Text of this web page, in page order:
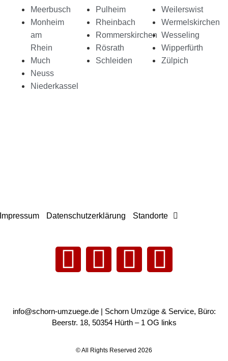
Meerbusch
Monheim
am
Rhein
Much
Neuss
Niederkassel
Pulheim
Rheinbach
Rommerskirchen
Rösrath
Schleiden
Weilerswist
Wermelskirchen
Wesseling
Wipperfürth
Zülpich
Datenschutzerklärung Standorte
info@schorn-umzuege.de| Schorn Umzüge & Service, Büro:
Beerstr. 18, 50354 Hürth – 1 OG links
© All Rights Reserved 2026